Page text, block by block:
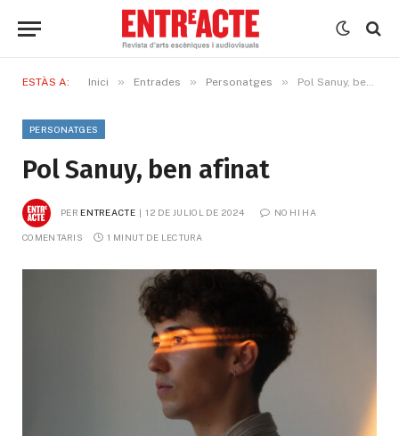
ESTÀS A: Inici » Entrades » Personatges » Pol Sanuy, ben afinat
PERSONATGES
Pol Sanuy, ben afinat
PER ENTREACTE 12 DE JULIOL DE 2024 NO HI HA
COMENTARIS 1 MINUT DE LECTURA